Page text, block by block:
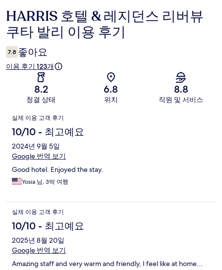
이
용
후
기
HARRIS 호텔 & 레지던스 리버뷰
쿠타 발리 이용 후기
7.8 좋아요
이용 후기 123개
8.2
청결 상태
6.8
위치
8.8
직원 및 서비스
이
용
후
기
실제 이용 고객 후기
10/10 - 최고예요
2024년 9월 5일
Google 번역 보기
Good hotel. Enjoyed the stay.
Yosia 님, 3박 여행
실제 이용 고객 후기
10/10 - 최고예요
2025년 8월 20일
Google 번역 보기
Amazing staff and very warm and friendly, I feel like at home...